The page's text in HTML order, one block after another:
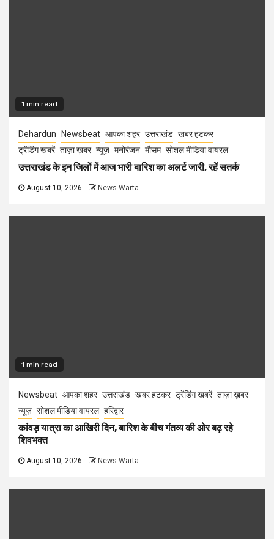
1 min read
Dehardun Newsbeat आपका शहर उत्तराखंड खबर हटकर
ट्रेंडिंग खबरें ताज़ा ख़बर न्यूज़ मनोरंजन मौसम सोशल मीडिया वायरल
उत्तराखंड के इन जिलों में आज भारी बारिश का अलर्ट जारी, रहें सतर्क
August 10, 2026 News Warta
1 min read
Newsbeat आपका शहर उत्तराखंड खबर हटकर ट्रेंडिंग खबरें ताज़ा ख़बर
न्यूज़ सोशल मीडिया वायरल हरिद्वार
कांवड़ यात्रा का आखिरी दिन, बारिश के बीच गंतव्य की ओर बढ़ रहे
शिवभक्त
August 10, 2026 News Warta